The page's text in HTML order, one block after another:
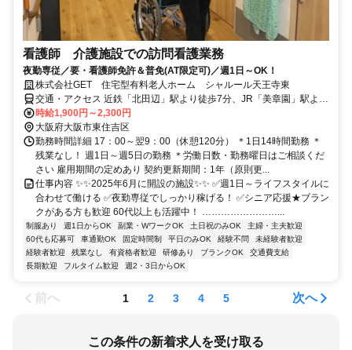
看護師 介護施設での訪問看護業務
夜勤専従／要・看護師免許＆普免(AT限定可)／週1日～OK！
株式会社GET 住宅型有料老人ホーム シャルール天王寺東
交通・アクセス 近鉄「北田辺」駅より徒歩7分、JR「美章園」駅より
徒歩9分
時給1,900円～2,300円
大阪府大阪市東住吉区
勤務時間詳細 17：00～翌9：00（休憩120分） ＊1日14時間勤務 ＊
残業なし！ 週1日～週5日の勤務 ＊労働日数・勤務曜日はご相談くだ
さい 雇用期間の定めあり 契約更新期間：1年（原則更...
仕事内容 ✨✨2025年6月に開設の施設✨✨ ✅週1日～ライフスタイルに
合わせて働ける ✅夜勤専従でしっかり稼げる！ ✅シニア応援★ブラン
クがある方も歓迎 60代以上も活躍中！ ……………………...
制服あり 週1日からOK 副業・WワークOK 土日祝のみOK
主婦・主夫歓迎
60代も応募可
車通勤OK 固定時間制 平日のみOK 経験不問
未経験者歓迎
経験者歓迎
残業なし 有資格者歓迎 研修あり ブランクOK
交通費支給
長期歓迎
フルタイム歓迎 週2・3日からOK
前へ 1 2 3 4 5 次へ
この条件の新着求人を受け取る